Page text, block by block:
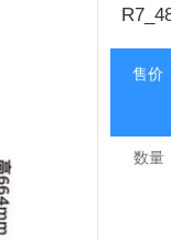
售价
数量